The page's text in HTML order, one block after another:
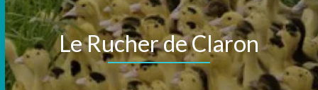
Le Rucher de Claron